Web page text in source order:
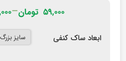
۵۹,۰۰۰ تومان–
ابعاد ساک کنفی